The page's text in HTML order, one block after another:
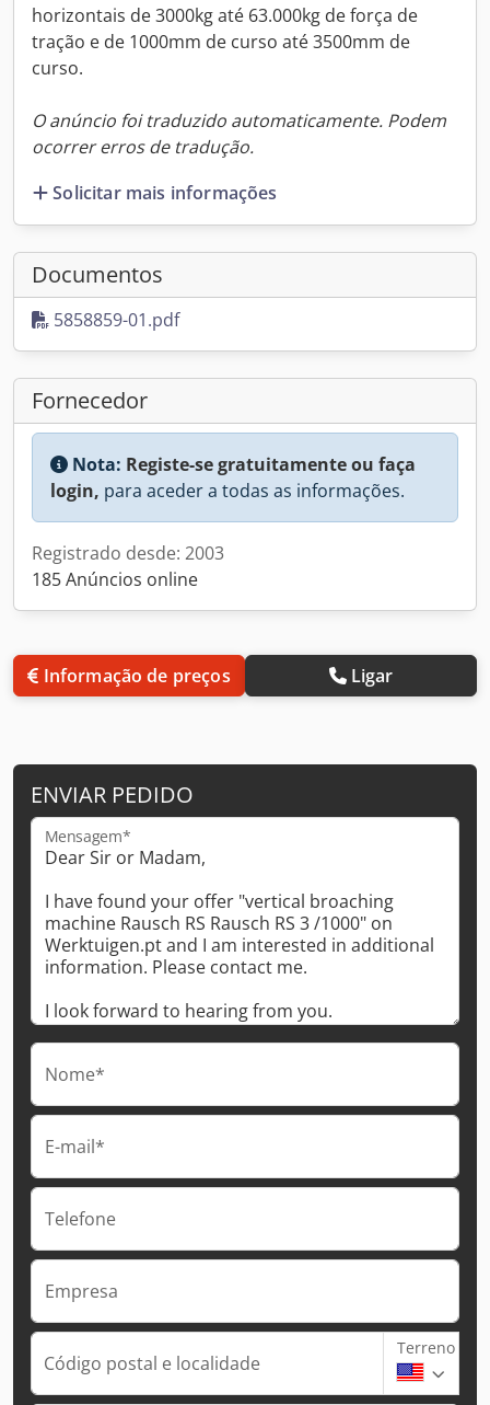
horizontais de 3000kg até 63.000kg de força de
tração e de 1000mm de curso até 3500mm de
curso.
O anúncio foi traduzido automaticamente. Podem
ocorrer erros de tradução.
Solicitar mais informações
Documentos
5858859-01.pdf
Fornecedor
Nota: Registe-se gratuitamente ou faça
login, para aceder a todas as informações.
Registrado desde: 2003
185 Anúncios online
Informação de preços Ligar
ENVIAR PEDIDO
Mensagem*
Nome*
E-mail*
Telefone
Empresa
Código postal e localidade
Terreno